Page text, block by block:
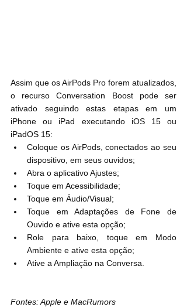
Assim que os AirPods Pro forem atualizados,
o recurso Conversation Boost pode ser
ativado seguindo estas etapas em um
iPhone ou iPad executando iOS 15 ou
iPadOS 15:
Coloque os AirPods, conectados ao seu
dispositivo, em seus ouvidos;
Abra o aplicativo Ajustes;
Toque em Acessibilidade;
Toque em Áudio/Visual;
Toque em Adaptações de Fone de
Ouvido e ative esta opção;
Role para baixo, toque em Modo
Ambiente e ative esta opção;
Ative a Ampliação na Conversa.
Fontes: Apple e MacRumors